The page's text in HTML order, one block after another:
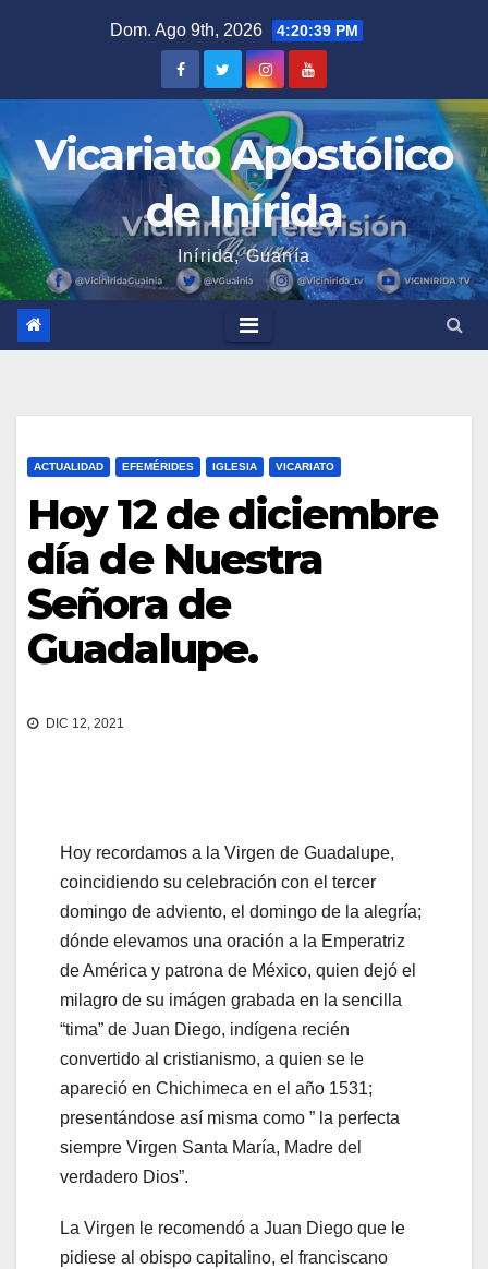
Dom. Ago 9th, 2026 4:20:40 PM
Vicariato Apostólico
de Inírida
Inírida, Guanía
ACTUALIDAD EFEMÉRIDES IGLESIA VICARIATO
Hoy 12 de diciembre
día de Nuestra
Señora de
Guadalupe.
DIC 12, 2021
Hoy recordamos a la Virgen de Guadalupe,
coincidiendo su celebración con el tercer
domingo de adviento, el domingo de la alegría;
dónde elevamos una oración a la Emperatriz
de América y patrona de México, quien dejó el
milagro de su imágen grabada en la sencilla
“tima” de Juan Diego, indígena recién
convertido al cristianismo, a quien se le
apareció en Chichimeca en el año 1531;
presentándose así misma como ” la perfecta
siempre Virgen Santa María, Madre del
verdadero Dios”.
La Virgen le recomendó a Juan Diego que le
pidiese al obispo capitalino, el franciscano